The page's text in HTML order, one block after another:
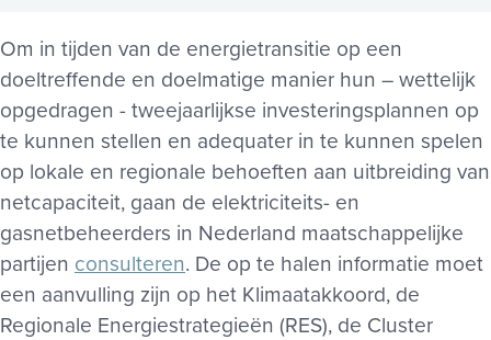
Om in tijden van de energietransitie op een
doeltreffende en doelmatige manier hun – wettelijk
opgedragen - tweejaarlijkse investeringsplannen op
te kunnen stellen en adequater in te kunnen spelen
op lokale en regionale behoeften aan uitbreiding van
netcapaciteit, gaan de elektriciteits- en
gasnetbeheerders in Nederland maatschappelijke
partijen consulteren. De op te halen informatie moet
een aanvulling zijn op het Klimaatakkoord, de
Regionale Energiestrategieën (RES), de Cluster